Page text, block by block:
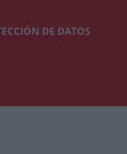
DE DATOS